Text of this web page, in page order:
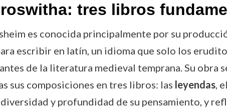
tres libros
es conocida principalmente por su
escribir en latín, un idioma que solo los
de la literatura medieval temprana. Su
sus composiciones en tres libros: las leyendas, el
y profundidad de su pensamiento, y